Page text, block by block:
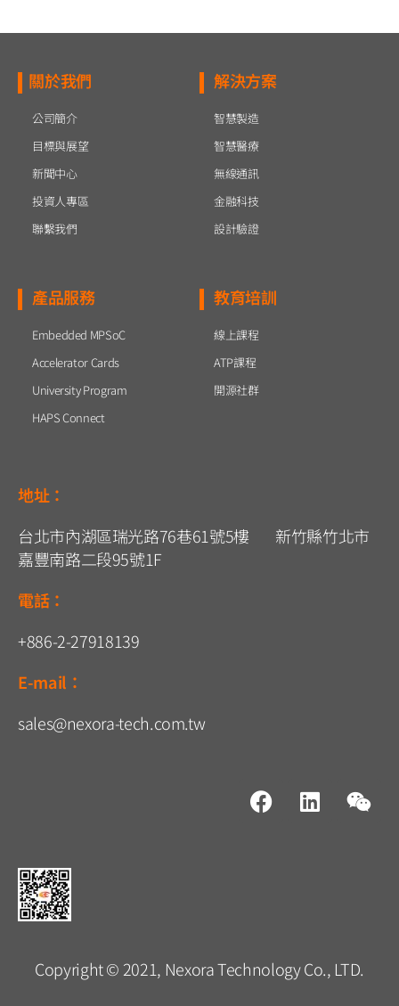
關於我們
公司簡介
目標與展望
新聞中心
投資人專區
聯繫我們
解決方案
智慧製造
智慧醫療
無線通訊
金融科技
設計驗證
產品服務
Embedded MPSoC
Accelerator Cards
University Program
HAPS Connect
教育培訓
線上課程
ATP課程
開源社群
地址：
台北市內湖區瑞光路76巷61號5樓 新竹縣竹北市
嘉豐南路二段95號1F
電話：
+886-2-27918139
E-mail：
sales@nexora-tech.com.tw
Copyright © 2021, Nexora Technology Co., LTD.